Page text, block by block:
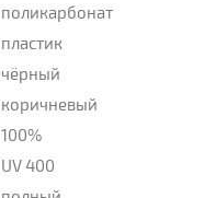
поликарбонат
пластик
чёрный
коричневый
100%
UV 400